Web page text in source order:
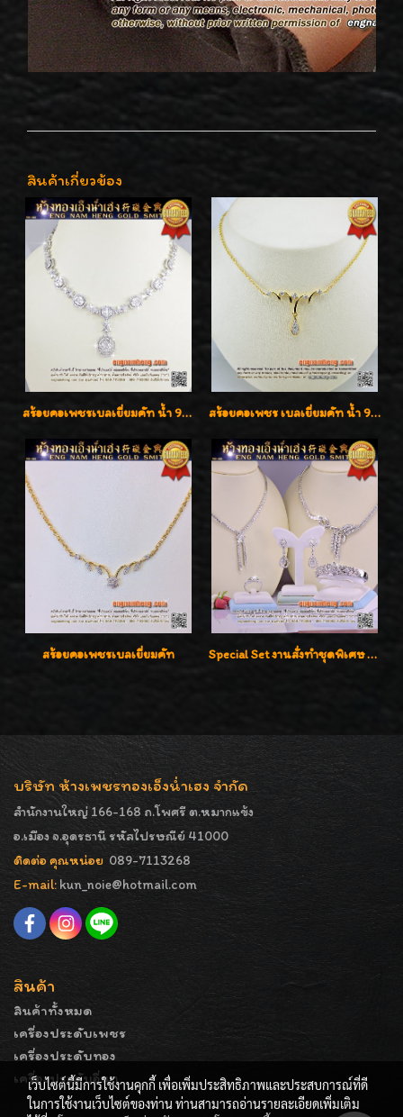
สินค้าเกี่ยวข้อง
สร้อยคอเพชรเบลเยี่ยมคัท น้ำ 99% E-Color / VVS น้ำหนักเพชรรวม 16.05 กะรัต สร้อยคอเพชร เบลเยี่ยมคัท น้ำ 98% F-Color/VVS รูปแบบหวานใส่สวยดูดีน่ารักสุดๆค่ะ
สร้อยคอเพชรเบลเยี่ยมคัท Special Set งานสั่งทำชุดพิเศษ เพชรคัดทุกชิ้น สวยหรูหรา ราคามิตรภาพค่ะ
บริษัท ห้างเพชรทองเอ็งน่ำเฮง จำกัด
สำนักงานใหญ่ 166-168 ถ.โพศรี ต.หมากแข้ง
อ.เมือง จ.อุดรธานี รหัสไปรษณีย์ 41000
ติดต่อ คุณหน่อย 089-7113268
E-mail: kun_noie@hotmail.com
สินค้า
สินค้าทั้งหมด
เครื่องประดับเพชร
เครื่องประดับทอง
เครื่องประดับอื่นๆ
เว็บไซต์นี้มีการใช้งานคุกกี้ เพื่อเพิ่มประสิทธิภาพและประสบการณ์ที่ดี
ในการใช้งานเว็บไซต์ของท่าน ท่านสามารถอ่านรายละเอียดเพิ่มเติม